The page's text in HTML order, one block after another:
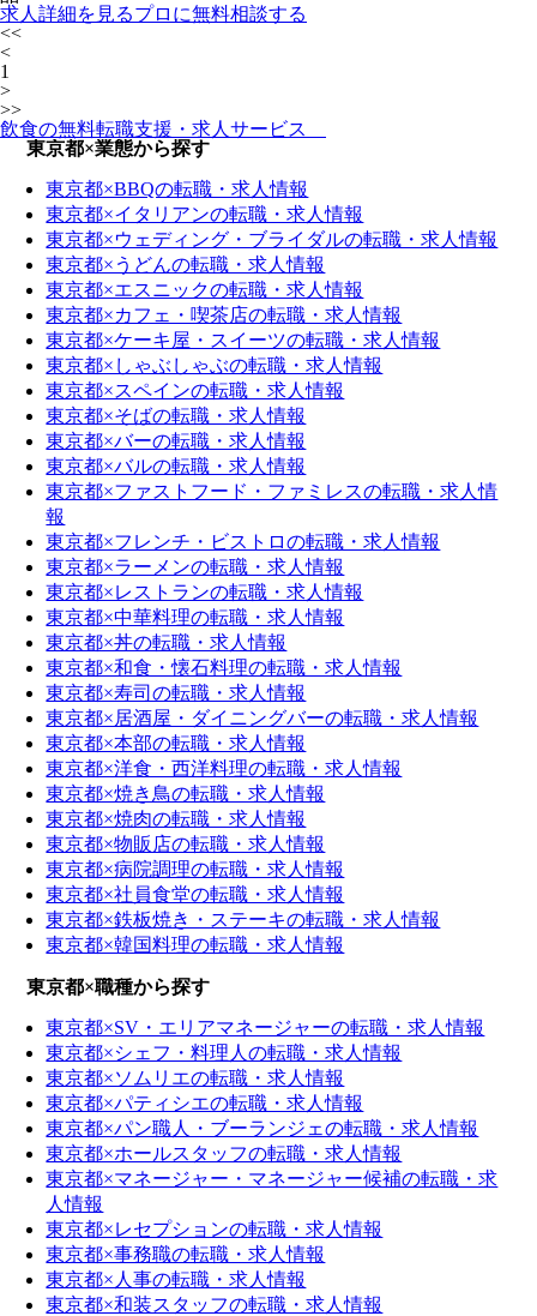
求人詳細を見るプロに無料相談する
<<
<
1
>
>>
飲食の無料転職支援・求人サービス
東京都×業態から探す
東京都×BBQの転職・求人情報
東京都×イタリアンの転職・求人情報
東京都×ウェディング・ブライダルの転職・求人情報
東京都×うどんの転職・求人情報
東京都×エスニックの転職・求人情報
東京都×カフェ・喫茶店の転職・求人情報
東京都×ケーキ屋・スイーツの転職・求人情報
東京都×しゃぶしゃぶの転職・求人情報
東京都×スペインの転職・求人情報
東京都×そばの転職・求人情報
東京都×バーの転職・求人情報
東京都×バルの転職・求人情報
東京都×ファストフード・ファミレスの転職・求人情
報
東京都×フレンチ・ビストロの転職・求人情報
東京都×ラーメンの転職・求人情報
東京都×レストランの転職・求人情報
東京都×中華料理の転職・求人情報
東京都×丼の転職・求人情報
東京都×和食・懐石料理の転職・求人情報
東京都×寿司の転職・求人情報
東京都×居酒屋・ダイニングバーの転職・求人情報
東京都×本部の転職・求人情報
東京都×洋食・西洋料理の転職・求人情報
東京都×焼き鳥の転職・求人情報
東京都×焼肉の転職・求人情報
東京都×物販店の転職・求人情報
東京都×病院調理の転職・求人情報
東京都×社員食堂の転職・求人情報
東京都×鉄板焼き・ステーキの転職・求人情報
東京都×韓国料理の転職・求人情報
東京都×職種から探す
東京都×SV・エリアマネージャーの転職・求人情報
東京都×シェフ・料理人の転職・求人情報
東京都×ソムリエの転職・求人情報
東京都×パティシエの転職・求人情報
東京都×パン職人・ブーランジェの転職・求人情報
東京都×ホールスタッフの転職・求人情報
東京都×マネージャー・マネージャー候補の転職・求
人情報
東京都×レセプションの転職・求人情報
東京都×事務職の転職・求人情報
東京都×人事の転職・求人情報
東京都×和装スタッフの転職・求人情報